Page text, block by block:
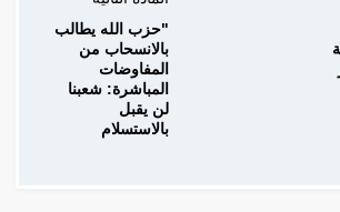
"حزب الله يطالب
بالانسحاب من
المفاوضات
المباشرة: شعبنا
لن يقبل
بالاستسلام